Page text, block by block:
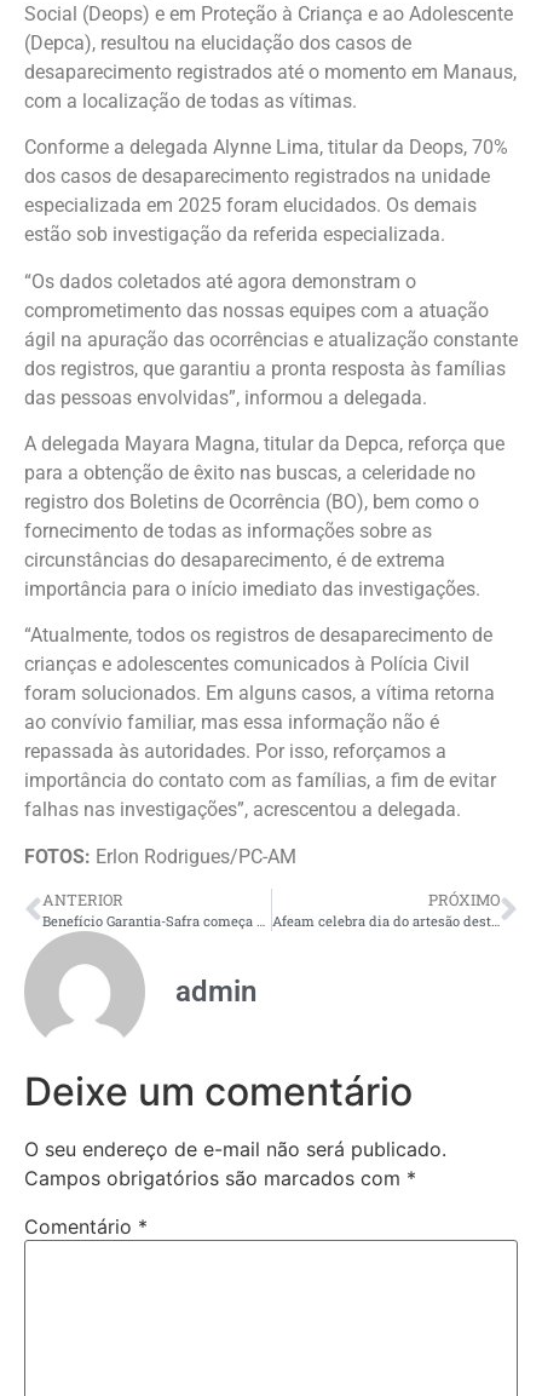
Social (Deops) e em Proteção à Criança e ao Adolescente
(Depca), resultou na elucidação dos casos de
desaparecimento registrados até o momento em Manaus,
com a localização de todas as vítimas.
Conforme a delegada Alynne Lima, titular da Deops, 70%
dos casos de desaparecimento registrados na unidade
especializada em 2025 foram elucidados. Os demais
estão sob investigação da referida especializada.
“Os dados coletados até agora demonstram o
comprometimento das nossas equipes com a atuação
ágil na apuração das ocorrências e atualização constante
dos registros, que garantiu a pronta resposta às famílias
das pessoas envolvidas”, informou a delegada.
A delegada Mayara Magna, titular da Depca, reforça que
para a obtenção de êxito nas buscas, a celeridade no
registro dos Boletins de Ocorrência (BO), bem como o
fornecimento de todas as informações sobre as
circunstâncias do desaparecimento, é de extrema
importância para o início imediato das investigações.
“Atualmente, todos os registros de desaparecimento de
crianças e adolescentes comunicados à Polícia Civil
foram solucionados. Em alguns casos, a vítima retorna
ao convívio familiar, mas essa informação não é
repassada às autoridades. Por isso, reforçamos a
importância do contato com as famílias, a fim de evitar
falhas nas investigações”, acrescentou a delegada.
FOTOS: Erlon Rodrigues/PC-AM
ANTERIOR
Benefício Garantia-Safra começa a ser pago a 275 agricultores familiares de quatro municípios do Amazonas
PRÓXIMO
Afeam celebra dia do artesão destacando investimento no setor
admin
Deixe um comentário
O seu endereço de e-mail não será publicado.
Campos obrigatórios são marcados com *
Comentário *